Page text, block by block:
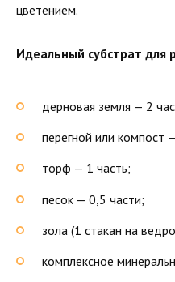
цветением.
Идеальный субстрат для
дерновая земля — 2
перегной или компост
торф — 1 часть;
песок — 0,5 части;
зола (1 стакан на
комплексное